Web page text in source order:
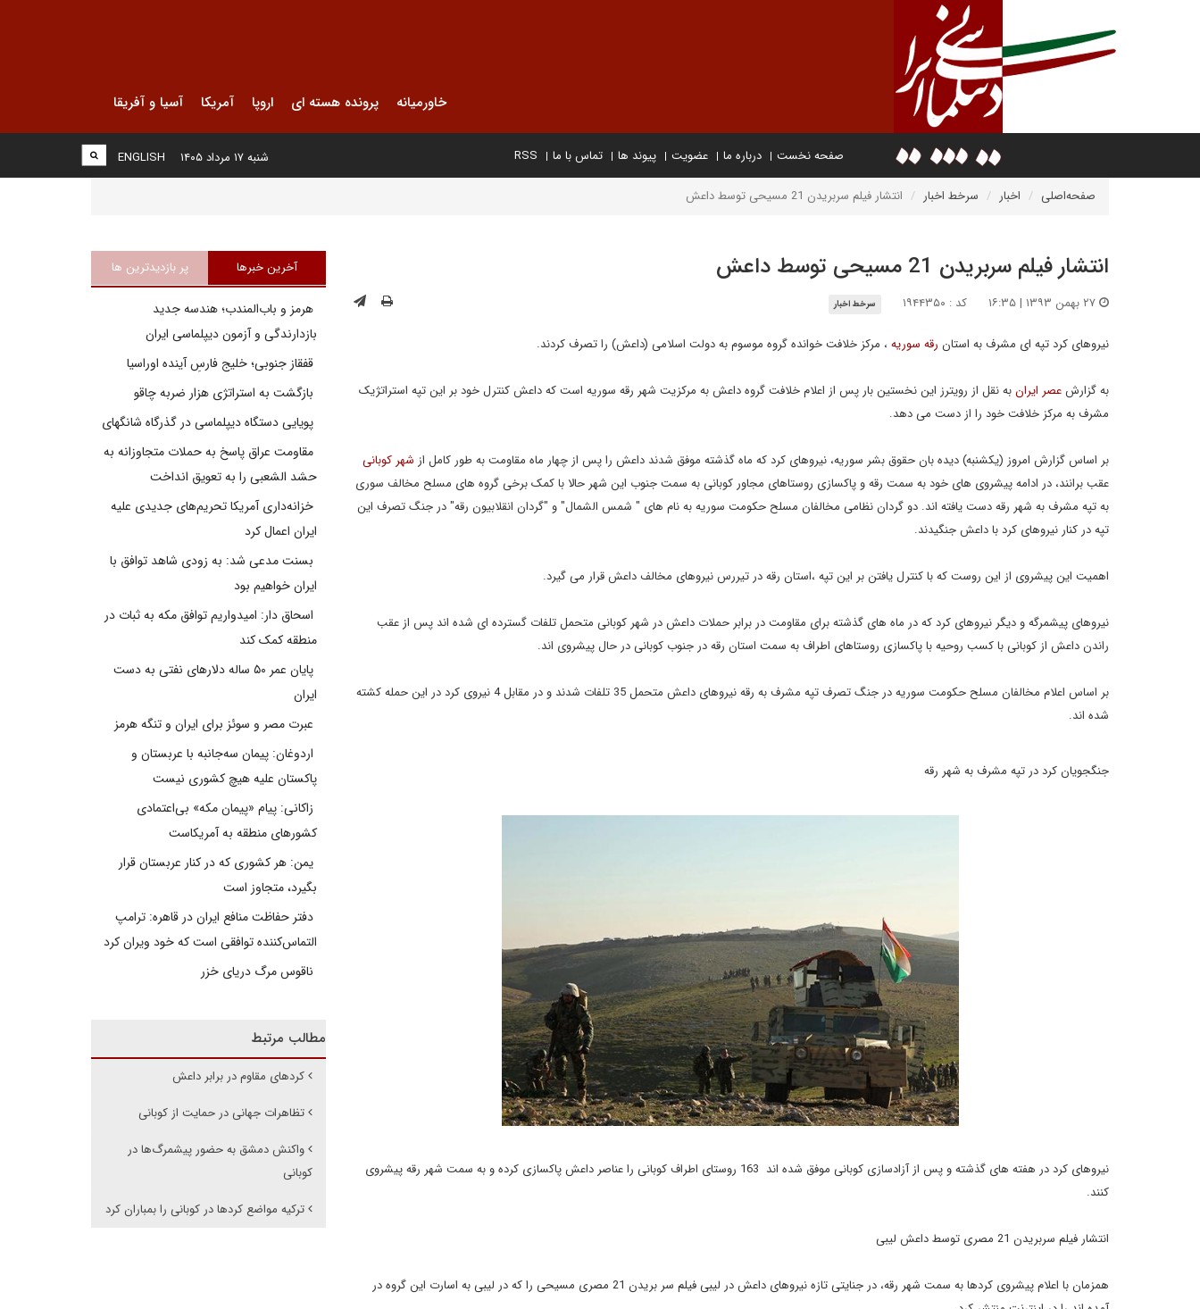
خاورمیانه پرونده هسته ای اروپا آمریکا آسیا و آفریقا
صفحه نخست درباره ما عضویت پیوند ها تماس با ما RSS
ENGLISH شنبه ۱۷ مرداد ۱۴۰۵
صفحه‌اصلی اخبار سرخط اخبار انتشار فیلم سربریدن 21 مسیحی توسط داعش
انتشار فیلم سربریدن 21 مسیحی توسط داعش
کد : ۱۹۴۴۳۵۰ سرخط اخبار
نیروهای کرد تپه ای مشرف به استان رقه سوریه ، مرکز خلافت خوانده گروه موسوم به دولت اسلامی (داعش) را تصرف کردند.
به گزارشعصر ایرانبه نقل از رویترز این نخستین بار پس از اعلام خلافت گروه داعش به مرکزیت شهر رقه سوریه است که داعش کنترل خود بر این تپه استراتژیک
مشرف به مرکز خلافت خود را از دست می دهد.
بر اساس گزارش امروز (یکشنبه) دیده بان حقوق بشر سوریه، نیروهای کرد که ماه گذشته موفق شدند داعش را پس از چهار ماه مقاومت به طور کامل از شهر کوبانی
عقب برانند، در ادامه پیشروی های خود به سمت رقه و پاکسازی روستاهای مجاور کوبانی به سمت جنوب این شهر حالا با کمک برخی گروه های مسلح مخالف سوری
به تپه مشرف به شهر رقه دست یافته اند. دو گردان نظامی مخالفان مسلح حکومت سوریه به نام های " شمس الشمال" و "گردان انقلابیون رقه" در جنگ تصرف این
تپه در کنار نیروهای کرد با داعش جنگیدند.
اهمیت این پیشروی از این روست که با کنترل یافتن بر این تپه ،استان رقه در تیررس نیروهای مخالف داعش قرار می گیرد.
نیروهای پیشمرگه و دیگر نیروهای کرد که در ماه های گذشته برای مقاومت در برابر حملات داعش در شهر کوبانی متحمل تلفات گسترده ای شده اند پس از عقب
راندن داعش از کوبانی با کسب روحیه با پاکسازی روستاهای اطراف به سمت استان رقه در جنوب کوبانی در حال پیشروی اند.
بر اساس اعلام مخالفان مسلح حکومت سوریه در جنگ تصرف تپه مشرف به رقه نیروهای داعش متحمل 35 تلفات شدند و در مقابل 4 نیروی کرد در این حمله کشته
شده اند.
جنگجویان کرد در تپه مشرف به شهر رقه
نیروهای کرد در هفته های گذشته و پس از آزادسازی کوبانی موفق شده اند 163 روستای اطراف کوبانی را عناصر داعش پاکسازی کرده و به سمت شهر رقه پیشروی
کنند.
انتشار فیلم سربریدن 21 مصری توسط داعش لیبی
همزمان با اعلام پیشروی کردها به سمت شهر رقه، در جنایتی تازه نیروهای داعش در لیبی فیلم سر بریدن 21 مصری مسیحی را که در لیبی به اسارت این گروه در
آخرین خبرها پر بازدیدترین ها
هرمز و باب‌المندب؛ هندسه جدید
بازدارندگی و آزمون دیپلماسی ایران
قفقاز جنوبی؛ خلیج فارسِ آینده اوراسیا
بازگشت به استراتژی هزار ضربه چاقو
پویایی دستگاه دیپلماسی در گذرگاه شانگهای
مقاومت عراق پاسخ به حملات متجاوزانه به
حشد الشعبی را به تعویق انداخت
خزانه‌داری آمریکا تحریم‌های جدیدی علیه
ایران اعمال کرد
بسنت مدعی شد: به زودی شاهد توافق با
ایران خواهیم بود
اسحاق دار: امیدواریم توافق مکه به ثبات در
منطقه کمک کند
پایان عمر ۵۰ ساله دلارهای نفتی به دست
ایران
عبرت مصر و سوئز برای ایران و تنگه هرمز
اردوغان: پیمان سه‌جانبه با عربستان و
پاکستان علیه هیچ کشوری نیست
زاکانی: پیام «پیمان مکه» بی‌اعتمادی
کشورهای منطقه به آمریکاست
یمن: هر کشوری که در کنار عربستان قرار
بگیرد، متجاوز است
دفتر حفاظت منافع ایران در قاهره: ترامپ
التماس‌کننده توافقی است که خود ویران کرد
ناقوس مرگ دریای خزر
مطالب مرتبط
کردهای مقاوم در برابر داعش
تظاهرات جهانی در حمایت از کوبانی
واکنش دمشق به حضور پیشمرگ‌ها در
کوبانی
ترکیه مواضع کردها در کوبانی را بمباران کرد